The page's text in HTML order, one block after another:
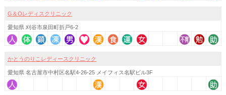
G＆Oレディスクリニック
愛知県 刈谷市泉田町折戸6-2
かとうのりこレディースクリニック
愛知県 名古屋市中村区名駅4-26-25 メイフィス名駅ビル3F